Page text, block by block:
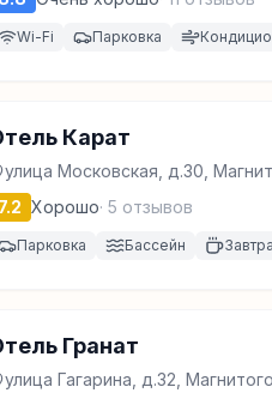
Wi-Fi Парковка
Карат
улица Московская, д.30,
7.2 Хорошо· 5 отзывов
Парковка Бассейн
Гранат
улица Гагарина, д.32,